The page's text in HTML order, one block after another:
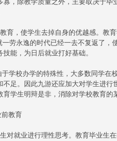
寡，除教学质量之外，主要取决于
，使学生去掉自身的优越感。教育
一劳永逸的时代已经一去不复返了
能，为日后就业打好基础。
校办学的特殊性，大多数同学在
不足。因此九游还应加大对学生进
育学生明辩是非，消除对学校教育
教育
就业进行理性思考。教育毕业生在